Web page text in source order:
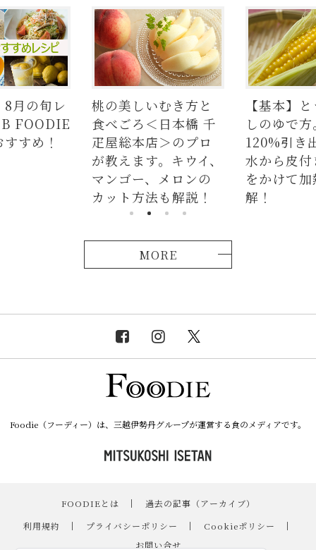
むき方と
日本橋 千
のプロ
【基本】とうもろこ
しのゆで方。甘さを
120%引き出すには、
水から皮付き＆時間
をかけて加熱が正
解！
【簡単】
の人気レ
ラダはタ
麺、よだ
つかない
説！
MORE
Foodie（フーディー）は、三越伊勢丹グループが運営する食のメディアです。
FOODIEとは ｜
過去の記事（アーカイブ）
｜
利用規約 ｜ プライバシーポリシー ｜ Cookieポリシー
｜
お問い合せ